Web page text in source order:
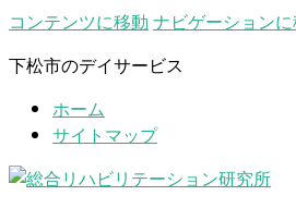
コンテンツに移動 ナビゲーション
下松市のデイサービス
ホーム
サイトマップ